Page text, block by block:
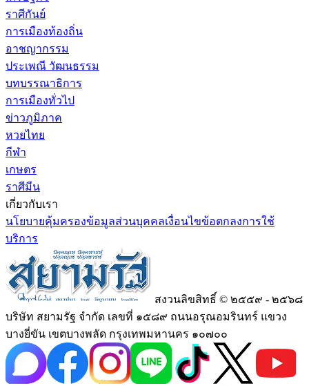
ราศีกันย์
การเมืองท้องถิ่น
อาชญากรรม
ประเพณี วัฒนธรรม
บทบรรณาธิการ
การเมืองทั่วไป
ข่าวภูมิภาค
หวยไทย
กีฬา
เกษตร
ราศีมีน
เกี่ยวกับเรา
นโยบายคุ้มครองข้อมูลส่วนบุคคลเงื่อนไขข้อตกลงการใช้
บริการ
สงวนลิขสิทธิ์ © ๒๕๕๙ - ๒๕๖๘
บริษัท สยามรัฐ จำกัด เลขที่ ๑๕๘๙ ถนนอรุณอมรินทร์ แขวง
บางยี่ขัน เขตบางพลัด กรุงเทพมหานคร ๑๐๗๐๐